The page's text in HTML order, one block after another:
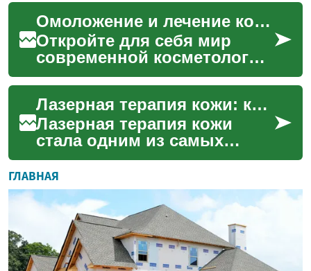
которые предлагают
эффективные решения для
омолож...
Омоложение и лечение кожи: инновации лазерной терапии
Откройте для себя мир
современной косметологии
с лазерной терапией кожи.
Этот инновационный метод
не только эффективн...
Лазерная терапия кожи: комплексное руководство по современным методам
Лазерная терапия кожи
стала одним из самых
популярных и
эффективных методов
косметологии в последние
годы. Этот иннов...
ГЛАВНАЯ